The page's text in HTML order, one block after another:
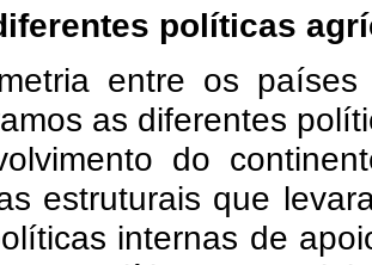
políticas
entre os
as diferentes
do
estruturais que
internas de